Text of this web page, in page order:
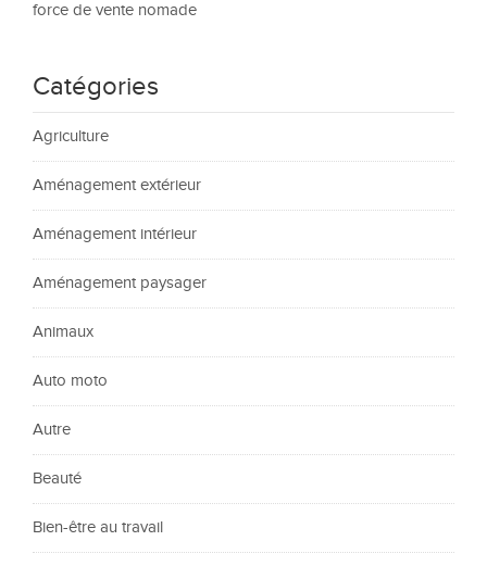
force de vente nomade
Catégories
Agriculture
Aménagement extérieur
Aménagement intérieur
Aménagement paysager
Animaux
Auto moto
Autre
Beauté
Bien-être au travail